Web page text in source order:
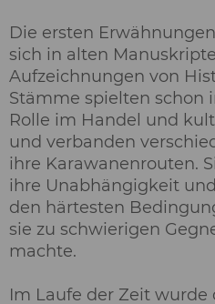
Die ersten
sich in alten
Aufzeichnungen von
Stämme spielten schon
Rolle im Handel und
und verbanden
ihre Karawanenrouten.
ihre Unabhängigkeit
den härtesten
sie zu schwierigen
machte.
Im Laufe der Zeit wurde